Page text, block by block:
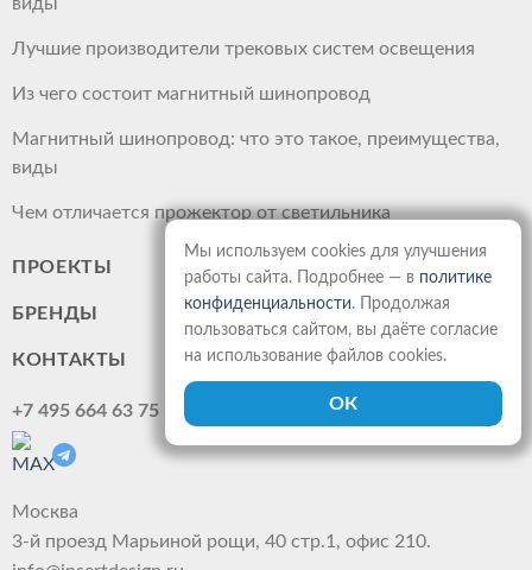
виды
Лучшие производители трековых систем освещения
Из чего состоит магнитный шинопровод
Магнитный шинопровод: что это такое, преимущества,
виды
Чем отличается прожектор от светильника
ПРОЕКТЫ
БРЕНДЫ
КОНТАКТЫ
+7 495 664 63 75
Москва
3-й проезд Марьиной рощи, 40 стр.1, офис 210.
Мы используем cookies для улучшения
работы сайта. Подробнее — в политике
конфиденциальности. Продолжая
пользоваться сайтом, вы даёте согласие
на использование файлов cookies.